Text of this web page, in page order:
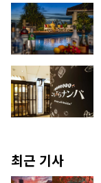
최근 기사